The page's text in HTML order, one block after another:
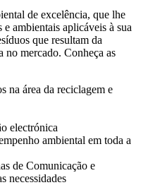
de excelência, que lhe
ambientais aplicáveis à sua
que resultam da
no mercado. Conheça as
na área da reciclagem e
electrónica
ambiental em toda a
de Comunicação e
necessidades